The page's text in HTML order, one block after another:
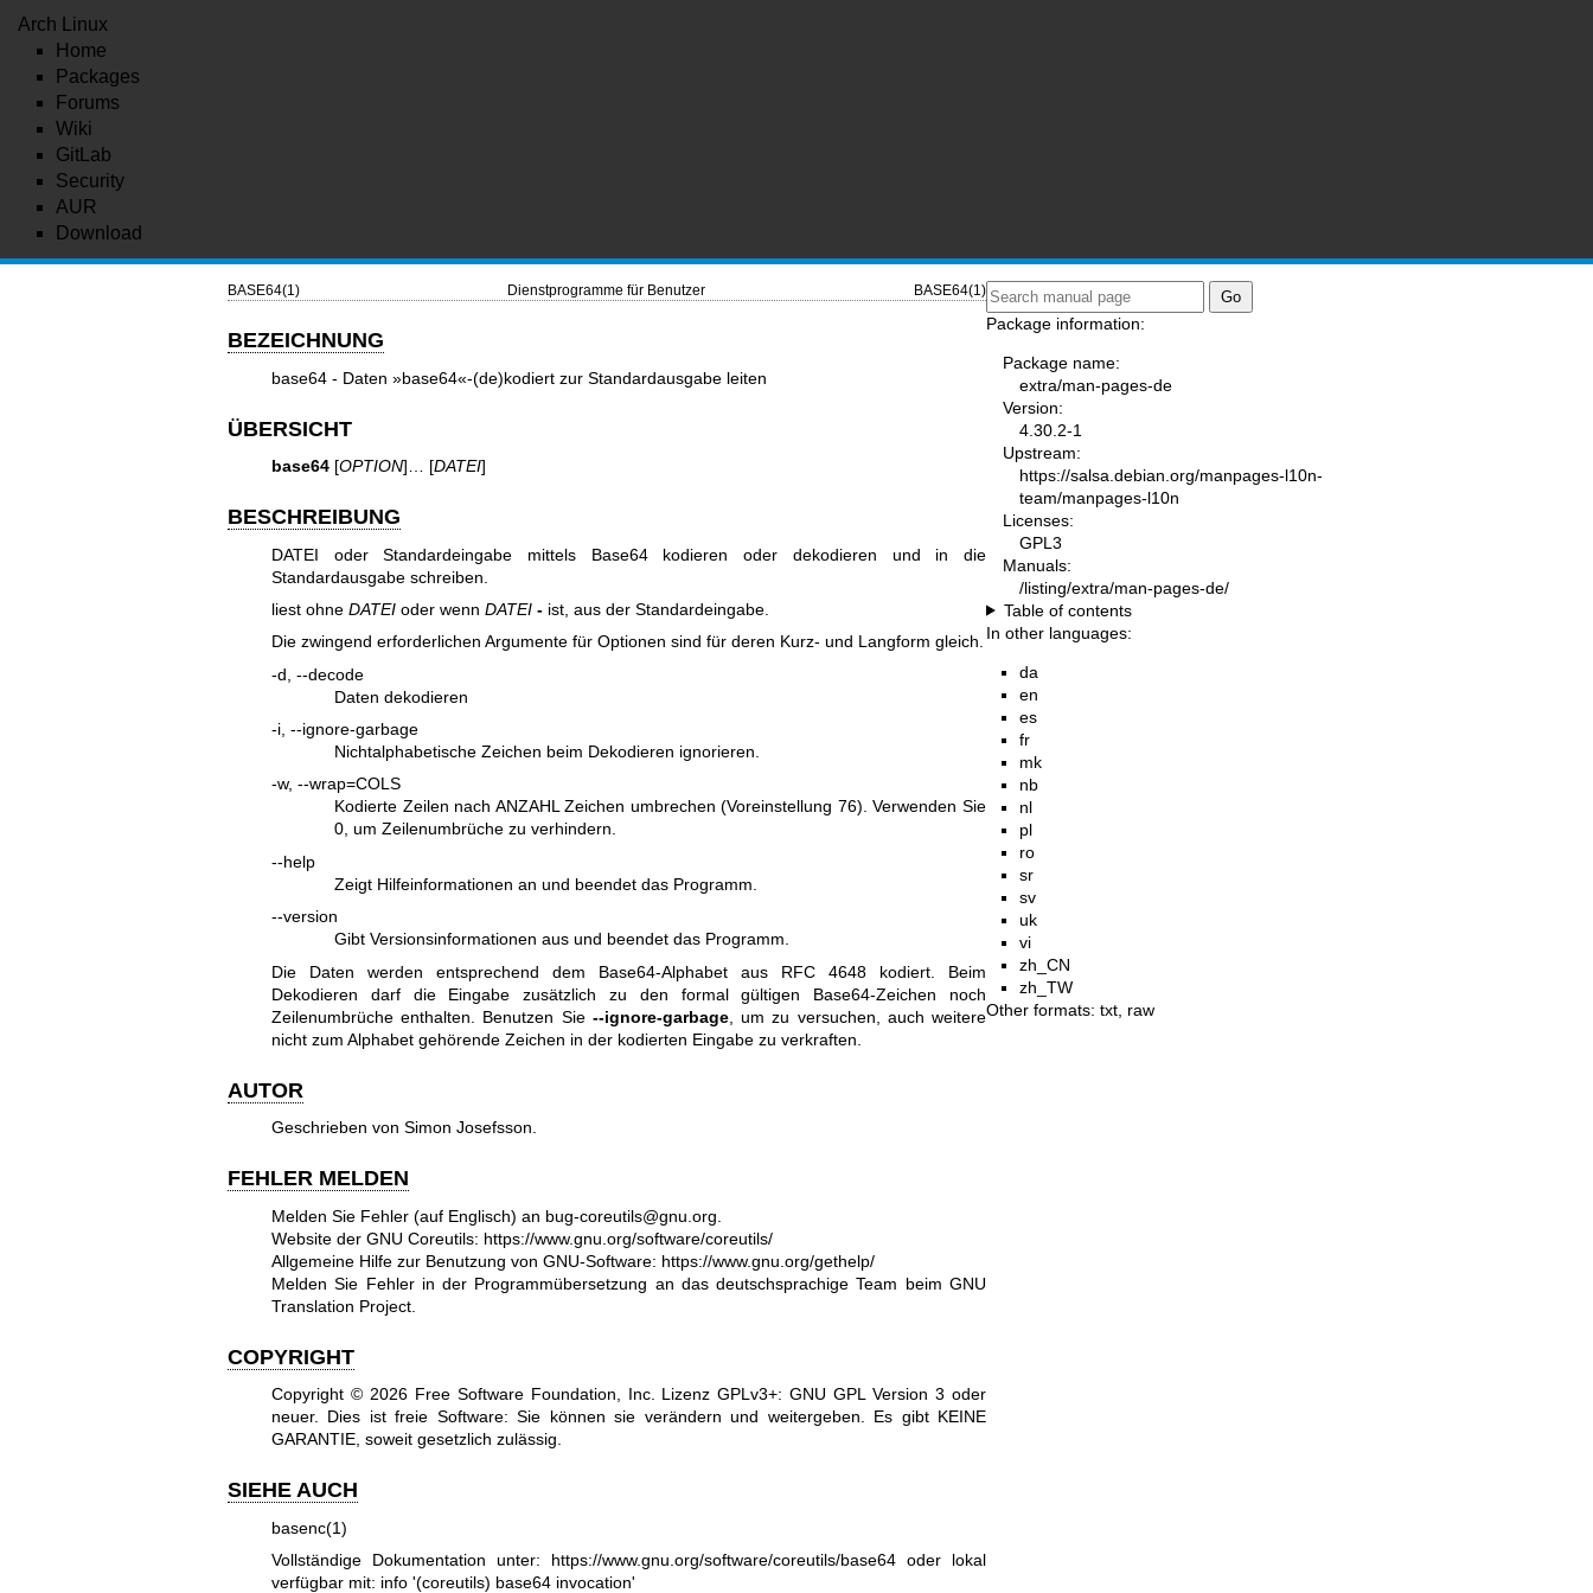
Arch Linux
Home
Packages
Forums
Wiki
GitLab
Security
AUR
Download
BASE64(1) Dienstprogramme für Benutzer BASE64(1)
BEZEICHNUNG
base64 - Daten »base64«-(de)kodiert zur Standardausgabe leiten
ÜBERSICHT
base64[OPTION]… [DATEI]
BESCHREIBUNG
DATEI oder Standardeingabe mittels Base64 kodieren oder dekodieren und in die
Standardausgabe schreiben.
liest ohne DATEIoder wenn DATEI -ist, aus der Standardeingabe.
Die zwingend erforderlichen Argumente für Optionen sind für deren Kurz- und Langform gleich.
-d, --decode
Daten dekodieren
-i, --ignore-garbage
Nichtalphabetische Zeichen beim Dekodieren ignorieren.
-w, --wrap=COLS
Kodierte Zeilen nach ANZAHL Zeichen umbrechen (Voreinstellung 76). Verwenden Sie
0, um Zeilenumbrüche zu verhindern.
--help
Zeigt Hilfeinformationen an und beendet das Programm.
--version
Gibt Versionsinformationen aus und beendet das Programm.
Die Daten werden entsprechend dem Base64‐Alphabet aus RFC 4648 kodiert. Beim
Dekodieren darf die Eingabe zusätzlich zu den formal gültigen Base64‐Zeichen noch
Zeilenumbrüche enthalten. Benutzen Sie --ignore-garbage, um zu versuchen, auch weitere
nicht zum Alphabet gehörende Zeichen in der kodierten Eingabe zu verkraften.
AUTOR
Geschrieben von Simon Josefsson.
FEHLER MELDEN
Melden Sie Fehler (auf Englisch) an bug-coreutils@gnu.org
Website der GNU Coreutils: https://www.gnu.org/software/coreutils/
Allgemeine Hilfe zur Benutzung von GNU-Software: https://www.gnu.org/gethelp/
Melden Sie Fehler in der Programmübersetzung an das deutschsprachige Team beim GNU
Translation Project.
COPYRIGHT
Copyright © 2026 Free Software Foundation, Inc. Lizenz GPLv3+:GNU GPL Version 3 oder
neuer. Dies ist freie Software: Sie können sie verändern und weitergeben. Es gibt KEINE
GARANTIE, soweit gesetzlich zulässig.
SIEHE AUCH
basenc(1)
Vollständige Dokumentation unter: https://www.gnu.org/software/coreutils/base64 oder lokal
verfügbar mit: info '(coreutils) base64 invocation'
Package information:
Package name:
extra/man-pages-de
Version:
4.30.2-1
Upstream:
https://salsa.debian.org/manpages-l10n-
team/manpages-l10n
Licenses:
GPL3
Manuals:
/listing/extra/man-pages-de/
Table of contents
In other languages:
da
en
es
fr
mk
nb
nl
pl
ro
sr
sv
uk
vi
zh_CN
zh_TW
Other formats: txt raw